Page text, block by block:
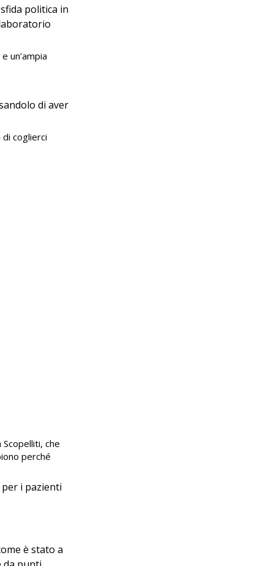
politica in
un’ampia
di aver
coglierci
che
perché
i pazienti
è stato a